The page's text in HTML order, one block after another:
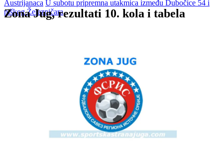
Austrijanaca U subotu pripremna utakmica između Dubočice 54 i
niškog Železničara
Zona Jug, rezultati 10. kola i tabela